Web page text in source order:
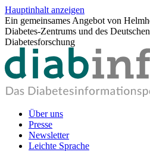
Hauptinhalt anzeigen
Ein gemeinsames Angebot von
Diabetes-Zentrums und des
Diabetesforschung
Über uns
Presse
Newsletter
Leichte Sprache